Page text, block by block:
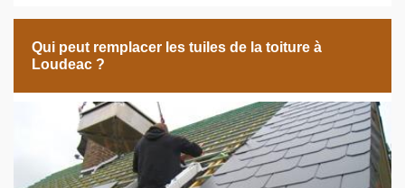
Qui peut remplacer les tuiles de la toiture à
Loudeac ?